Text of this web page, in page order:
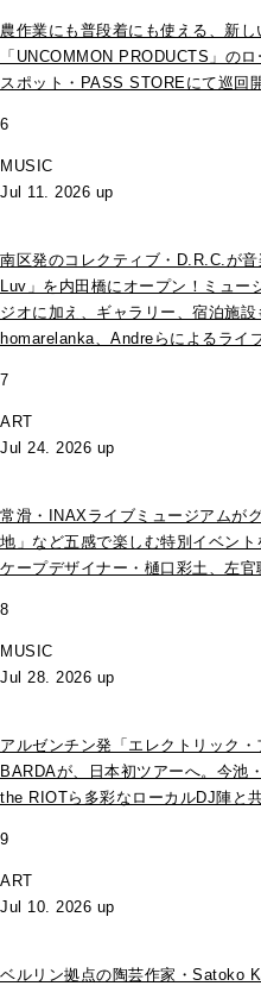
農作業にも普段着にも使える、新
「UNCOMMON PRODUCTS」の
スポット・PASS STOREにて巡回
6
MUSIC
Jul 11. 2026 up
南区発のコレクティブ・D.R.C.が
Luv」を内田橋にオープン！ミュー
ジオに加え、ギャラリー、宿泊施
homarelanka、Andreらによるライ
7
ART
Jul 24. 2026 up
常滑・INAXライブミュージアムが
地」など五感で楽しむ特別イベン
ケープデザイナー・樋口彩土、左官
8
MUSIC
Jul 28. 2026 up
アルゼンチン発「エレクトリック
BARDAが、日本初ツアーへ。今池
the RIOTら多彩なローカルDJ陣と共
9
ART
Jul 10. 2026 up
ベルリン拠点の陶芸作家・Satoko